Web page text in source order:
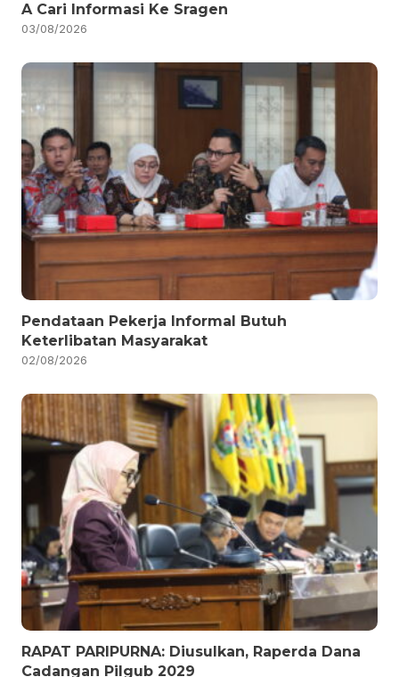
A Cari Informasi Ke Sragen
03/08/2026
Pendataan Pekerja Informal Butuh
Keterlibatan Masyarakat
02/08/2026
RAPAT PARIPURNA: Diusulkan, Raperda Dana
Cadangan Pilgub 2029